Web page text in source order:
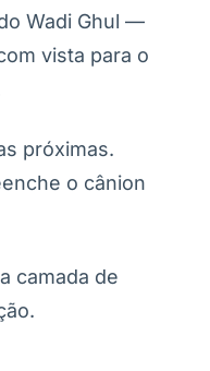
Wadi Ghul —
vista para o
próximas.
o cânion
camada de